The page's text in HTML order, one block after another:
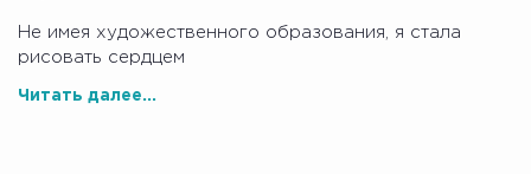
Не имея художественного образования, я стала
рисовать сердцем
Читать далее...